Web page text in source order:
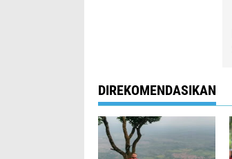
DIREKOMENDASIKAN